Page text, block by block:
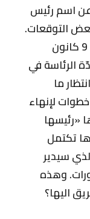
اسم رئيس
التوقعات.
ذلك انّ توجيه الدعوة إلى انتخابه في 9 كانون
الرئاسة في
ما
لإنهاء
«رئيسها
تكتمل
سيدير
وهذه
اليها؟